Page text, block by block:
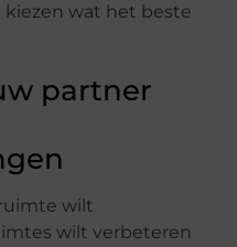
wat het beste
partner
wilt
wilt verbeteren